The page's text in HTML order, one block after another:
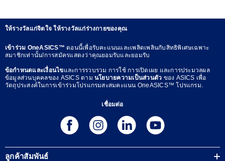
ให้รางวัลแก่จิตใจ ให้รางวัลแก่ร่างกายของคุณ
เข้าร่วม OneASICS™ตอนนี้เพื่อรับคะแนนและเพลิดเพลินกับสิทธิพิเศษเฉพาะ
สมาชิกเท่านั้น!การสมัครแสดงว่าคุณยอมรับและยอมรับ
ข้อกำหนดและเงื่อนไขและการรวบรวม การใช้ การเปิดเผย และการประมวลผล
ข้อมูลส่วนบุคคลของ ASICS ตาม นโยบายความเป็นส่วนตัว ของ ASICS เพื่อ
วัตถุประสงค์ในการเข้าร่วมโปรแกรมสะสมคะแนน OneASICS™ โปรแกรม.
เชื่อมต่อ
ลูกค้าสัมพันธ์